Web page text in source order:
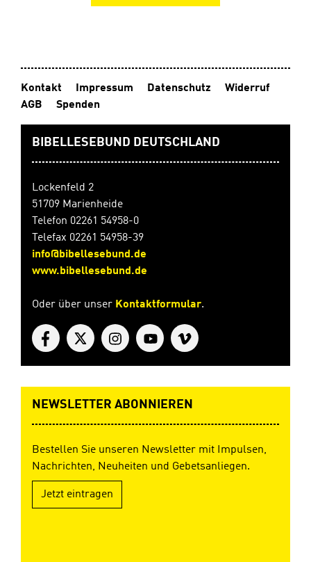
Kontakt Impressum Datenschutz
Widerruf
AGB
Spenden
BIBELLESEBUND DEUTSCHLAND
Lockenfeld 2
51709 Marienheide
Telefon 02261 54958-0
Telefax 02261 54958-39
info@bibellesebund.de
www.bibellesebund.de
Oder über unser Kontaktformular.
NEWSLETTER ABONNIEREN
Bestellen Sie unseren Newsletter mit Impulsen,
Nachrichten, Neuheiten und Gebetsanliegen.
Jetzt eintragen